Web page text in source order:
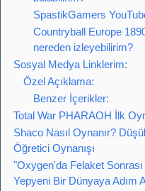
SpastikGamers
Countryball Europe
nereden izleyebilirim?
Sosyal Medya Linklerim:
Özel Açıklama:
Benzer İçerikler:
Total War PHARAOH İlk
Shaco Nasıl Oynanır?
Öğretici Oynanışı
"Oxygen'da Felaket
Yepyeni Bir Dünyaya Adım